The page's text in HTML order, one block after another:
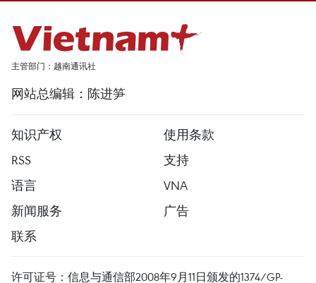
主管部门：越南通讯社
网站总编辑：陈进笋
知识产权
使用条款
RSS
支持
语言
VNA
新闻服务
广告
联系
许可证号：信息与通信部2008年9月11日颁发的1374/GP-